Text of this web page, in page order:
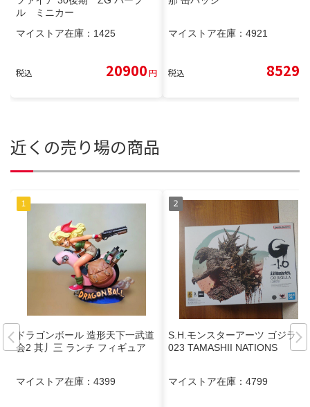
ル ミニカー
マイストア在庫： 1425
税込 20900円
マイストア在庫： 4921
税込 8529
近くの売り場の商品
ドラゴンボール 造形天下一武道
会2 其丿三 ランチ フィギュア
マイストア在庫： 4399
S.H.モンスターアーツ ゴジラ 2
023 TAMASHII NATIONS
マイストア在庫： 4799